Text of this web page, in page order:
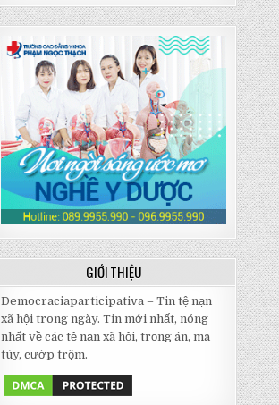
GIỚI THIỆU
Democraciaparticipativa – Tin tệ nạn
xã hội trong ngày. Tin mới nhất, nóng
nhất về các tệ nạn xã hội, trọng án, ma
túy, cướp trộm.